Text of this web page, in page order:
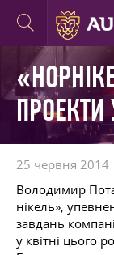
ПРОЕКТИ
25 червня 2014
Володимир
нікель»,
завдань
у квітні цього